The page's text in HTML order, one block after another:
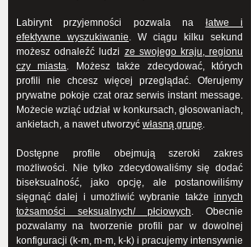
Labirynt przyjemności pozwala na łatwe i
efektywne wyszukiwanie. W ciągu kilku sekund
możesz odnaleźć ludzi ze swojego kraju, regionu
czy miasta. Możesz także zdecydować, których
profili nie chcesz więcej przeglądać. Oferujemy
prywatne pokoje czat oraz serwis instant message.
Możecie wziąć udział w konkursach, głosowaniach,
ankietach, a nawet utworzyć własną grupę.
Dostępne profile obejmują szeroki zakres
możliwości. Nie tylko zdecydowaliśmy się dodać
biseksualność, jako opcję, ale postanowiliśmy
sięgnąć dalej i umożliwić wybranie także innych
tożsamości seksualnych/ płciowych. Obecnie
pozwalamy na tworzenie profili par w dowolnej
konfiguracji (k-m, m-m, k-k) i pracujemy intensywnie